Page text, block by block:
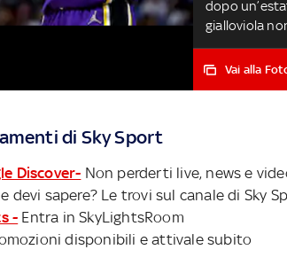
dopo
gialloviola
mercato, è
Vai alla
di Sky Sport
Discover- Non perderti live, news e
devi sapere? Le trovi sul canale di Sky
- Entra in SkyLightsRoom
disponibili e attivale subito